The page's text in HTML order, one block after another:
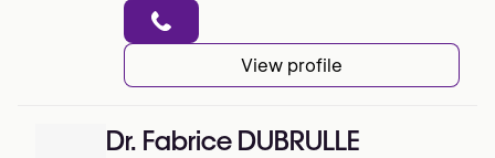
View profile
Dr. Fabrice DUBRULLE